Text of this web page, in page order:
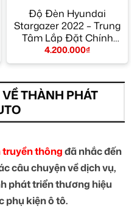
Độ Đèn Hyundai
Stargazer 2022 – Trung
Tâm Lắp Đặt Chính
Hãng Giá Tốt TPHCM
4.200.000₫
THÀNH PHÁT
thôngđã nhắc đến
câu chuyện về dịch vụ,
phát triển thương hiệu
phụ kiện ô tô.